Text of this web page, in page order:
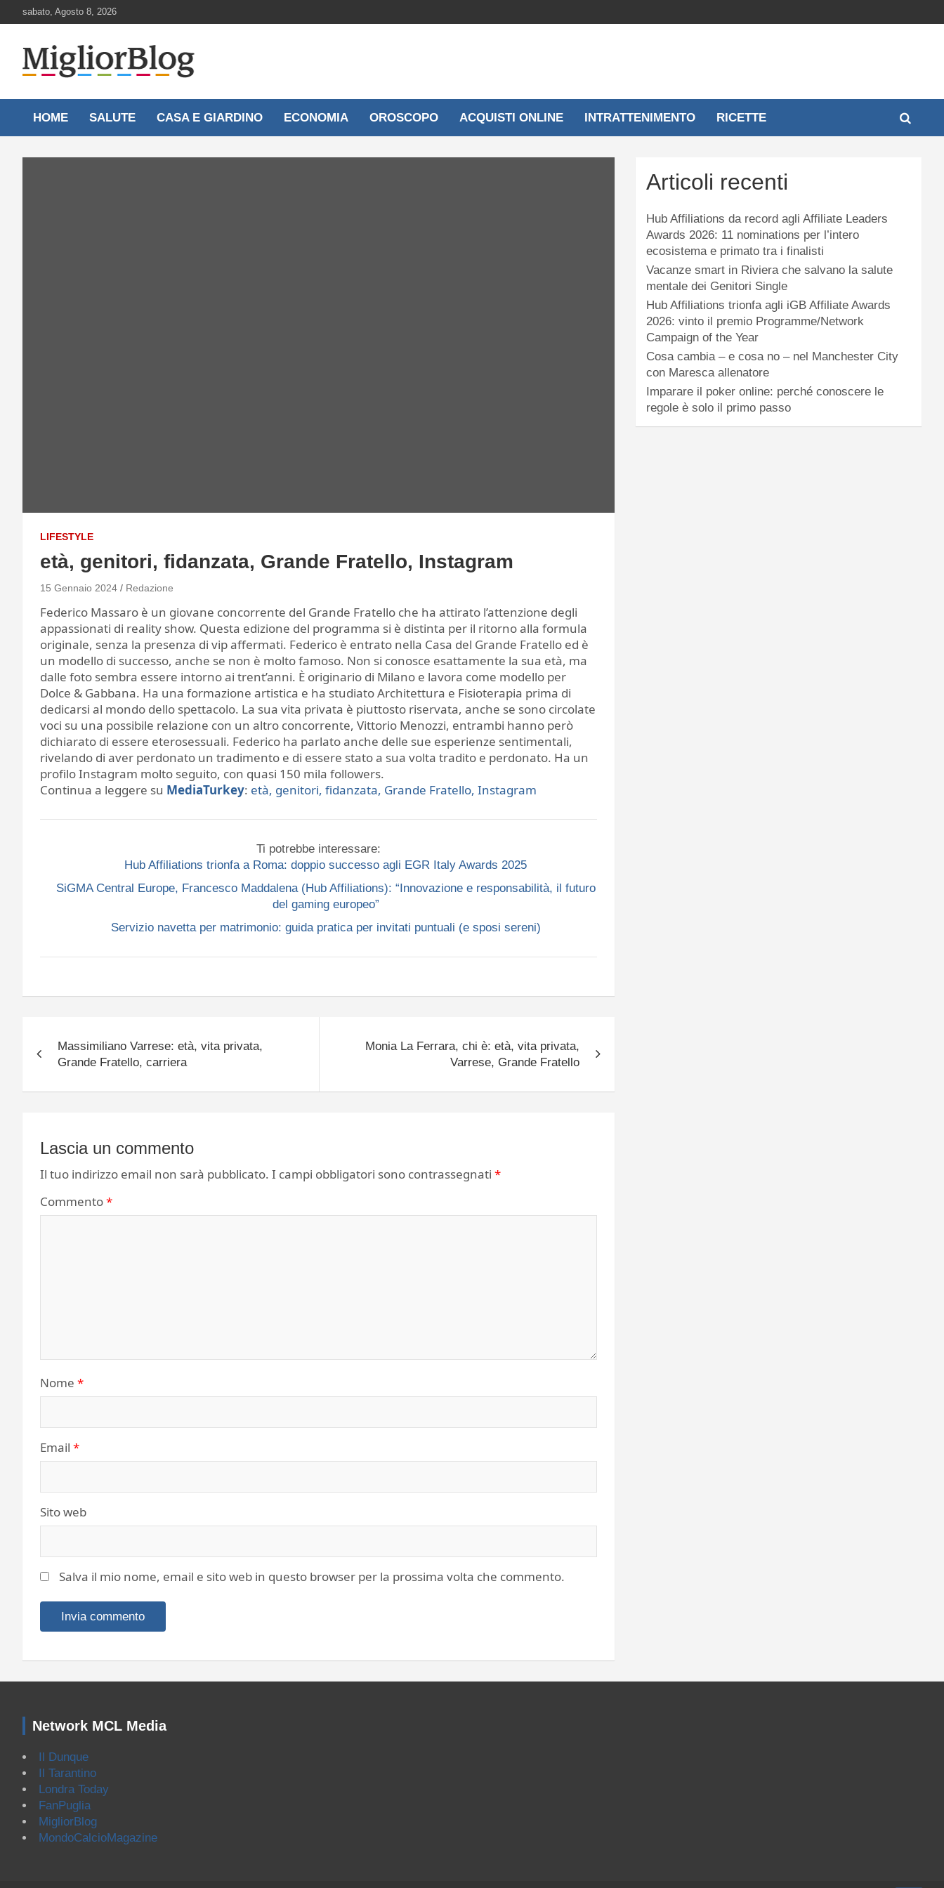
to
sabato, Agosto 8, 2026
MigliorBlog.it
HOME SALUTE CASA E GIARDINO ECONOMIA OROSCOPO ACQUISTI ONLINE INTRATTENIMENTO RICETTE
LIFESTYLE
età, genitori, fidanzata, Grande Fratello, Instagram
15 Gennaio 2024 Redazione
Federico Massaro è un giovane concorrente del Grande Fratello che ha attirato l’attenzione degli
appassionati di reality show. Questa edizione del programma si è distinta per il ritorno alla formula
originale, senza la presenza di vip affermati. Federico è entrato nella Casa del Grande Fratello ed è
un modello di successo, anche se non è molto famoso. Non si conosce esattamente la sua età, ma
dalle foto sembra essere intorno ai trent’anni. È originario di Milano e lavora come modello per
Dolce & Gabbana. Ha una formazione artistica e ha studiato Architettura e Fisioterapia prima di
dedicarsi al mondo dello spettacolo. La sua vita privata è piuttosto riservata, anche se sono circolate
voci su una possibile relazione con un altro concorrente, Vittorio Menozzi, entrambi hanno però
dichiarato di essere eterosessuali. Federico ha parlato anche delle sue esperienze sentimentali,
rivelando di aver perdonato un tradimento e di essere stato a sua volta tradito e perdonato. Ha un
profilo Instagram molto seguito, con quasi 150 mila followers.
Continua a leggere su MediaTurkey: età, genitori, fidanzata, Grande Fratello, Instagram
Ti potrebbe interessare:
Hub Affiliations trionfa a Roma: doppio successo agli EGR Italy Awards 2025
SiGMA Central Europe, Francesco Maddalena (Hub Affiliations): “Innovazione e responsabilità, il futuro
del gaming europeo”
Servizio navetta per matrimonio: guida pratica per invitati puntuali (e sposi sereni)
articoli
Massimiliano Varrese: età, vita privata,
Grande Fratello, carriera
Monia La Ferrara, chi è: età, vita privata,
Varrese, Grande Fratello
Lascia un commento
Il tuo indirizzo email non sarà pubblicato. I campi obbligatori sono contrassegnati *
Commento*
Nome *
Email *
Sito web
Salva il mio nome, email e sito web in questo browser per la prossima volta che commento.
Articoli recenti
Hub Affiliations da record agli Affiliate Leaders
Awards 2026: 11 nominations per l’intero
ecosistema e primato tra i finalisti
Vacanze smart in Riviera che salvano la salute
mentale dei Genitori Single
Hub Affiliations trionfa agli iGB Affiliate Awards
2026: vinto il premio Programme/Network
Campaign of the Year
Cosa cambia – e cosa no – nel Manchester City
con Maresca allenatore
Imparare il poker online: perché conoscere le
regole è solo il primo passo
Network MCL Media
Il Dunque
Il Tarantino
Londra Today
FanPuglia
MigliorBlog
MondoCalcioMagazine